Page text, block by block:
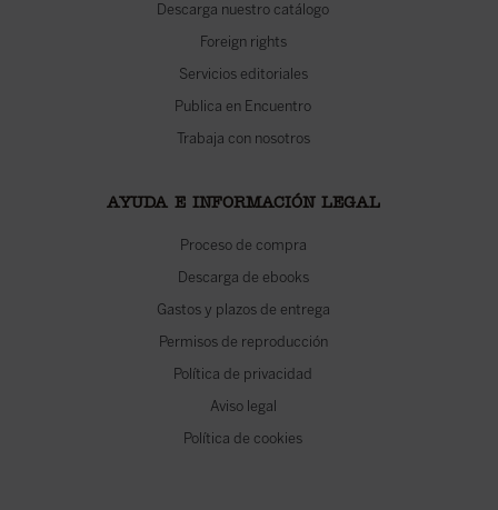
Descarga nuestro catálogo
Foreign rights
Servicios editoriales
Publica en Encuentro
Trabaja con nosotros
AYUDA E INFORMACIÓN LEGAL
Proceso de compra
Descarga de ebooks
Gastos y plazos de entrega
Permisos de reproducción
Política de privacidad
Aviso legal
Política de cookies